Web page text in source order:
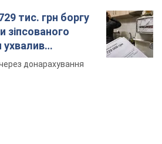
тис. грн боргу
зіпсованого
ухвалив
донарахування